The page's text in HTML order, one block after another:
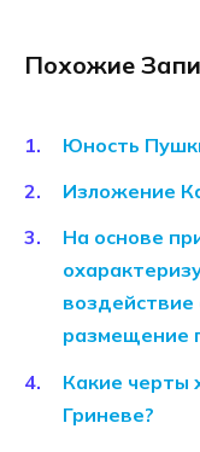
Похожие
Юность
Изложение
На основе
размещение
Какие черты
Гриневе?